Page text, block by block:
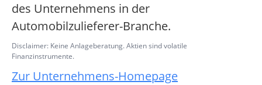
des Unternehmens in der
Automobilzulieferer-Branche.
Disclaimer: Keine Anlageberatung. Aktien sind volatile
Finanzinstrumente.
Zur Unternehmens-Homepage